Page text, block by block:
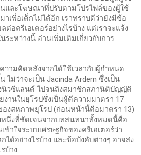
และโฆษณาที่ปรับตามโปรไฟล์ของผู้ใช้
าเพื่อเด็กไม่ได้อีก เราทราบดีว่ายังมีข้อ
ต่อครีเอเตอร์อย่างไรบ้าง แต่เราจะแจ้ง
ระหว่างนี้ อ่านเพิ่มเติมเกี่ยวกับการ
ามคิดหลังจากได้ใช้เวลากับผู้กำหนด
ม่ว่าจะเป็น Jacinda Ardern ซึ่งเป็น
วซีแลนด์ ไปจนถึงสมาชิกสภานิติบัญญัติ
านในยุโรปซึ่งเป็นผู้ตีความมาตรา 17
งสหภาพยุโรป (ก่อนหน้านี้คือมาตรา 13)
นึ่งที่ชัดเจนจากบทสนทนาทั้งหมดนี้คือ
ข้าใจระบบเศรษฐกิจของครีเอเตอร์ว่า
ได้อย่างไรบ้าง และข้อบังคับต่างๆ อาจส่ง
บ้าง